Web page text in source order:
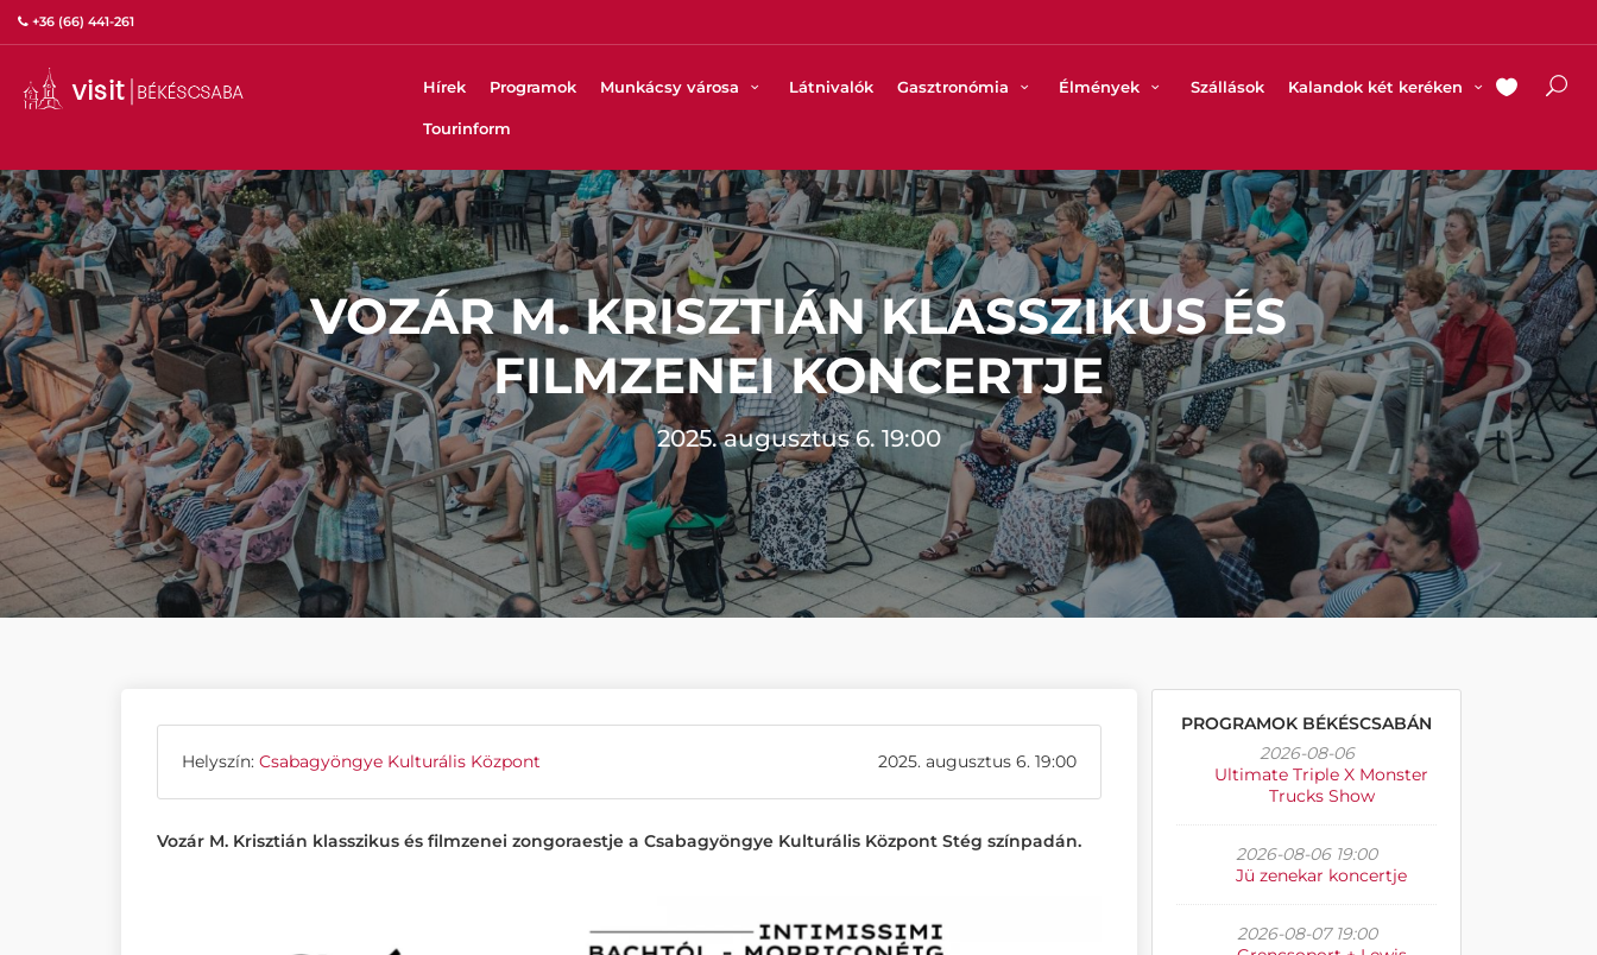
+36 (66) 441-261
Hírek Programok Munkácsy városa Látnivalók Gasztronómia Élmények Szállások Kalandok két keréken
Tourinform
VOZÁR M. KRISZTIÁN KLASSZIKUS ÉS
FILMZENEI KONCERTJE
2025. augusztus 6. 19:00
Helyszín: Csabagyöngye Kulturális Központ 2025. augusztus 6. 19:00
Vozár M. Krisztián klasszikus és filmzenei zongoraestje a Csabagyöngye Kulturális Központ Stég színpadán.
PROGRAMOK BÉKÉSCSABÁN
2026-08-06
Ultimate Triple X Monster
Trucks Show
2026-08-06 19:00
Jü zenekar koncertje
2026-08-07 19:00